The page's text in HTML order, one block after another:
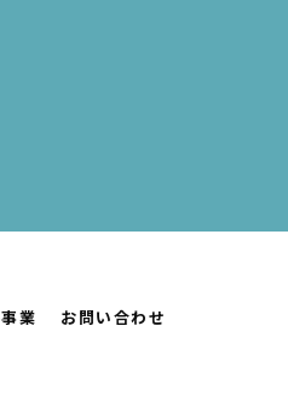
業 お問い合わせ